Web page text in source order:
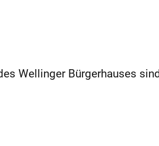
Wellinger Bürgerhauses